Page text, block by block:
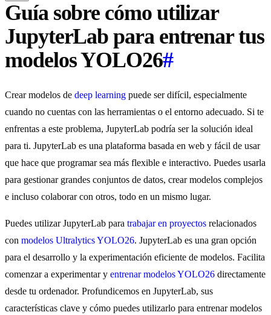
Guía sobre cómo utilizar
JupyterLab para entrenar tus
modelos YOLO26#
Crear modelos de deep learning puede ser difícil, especialmente
cuando no cuentas con las herramientas o el entorno adecuado. Si te
enfrentas a este problema, JupyterLab podría ser la solución ideal
para ti. JupyterLab es una plataforma basada en web y fácil de usar
que hace que programar sea más flexible e interactivo. Puedes usarla
para gestionar grandes conjuntos de datos, crear modelos complejos
e incluso colaborar con otros, todo en un mismo lugar.
Puedes utilizar JupyterLab para trabajar en proyectos relacionados
con modelos Ultralytics YOLO26. JupyterLab es una gran opción
para el desarrollo y la experimentación eficiente de modelos. Facilita
comenzar a experimentar y entrenar modelos YOLO26 directamente
desde tu ordenador. Profundicemos en JupyterLab, sus
características clave y cómo puedes utilizarlo para entrenar modelos